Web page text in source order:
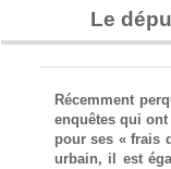
Le
Récemment
enquêtes qui
pour ses « frais
urbain, il est